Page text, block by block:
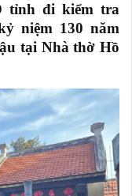
tỉnh đi kiểm tra
niệm 130 năm
tại Nhà thờ Hồ